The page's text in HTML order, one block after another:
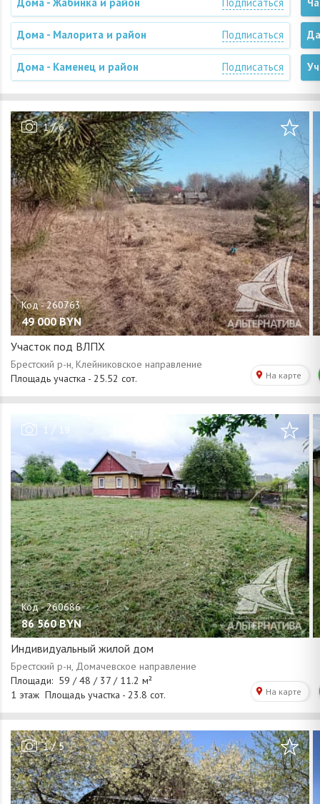
Дома - Жабинка и район Подписаться
Дома - Малорита и район Подписаться
Дома - Каменец и район Подписаться
1/6
49 000 BYN
Участок под ВЛПХ
1 / 19
86 560 BYN
Индивидуальный жилой дом
1/5